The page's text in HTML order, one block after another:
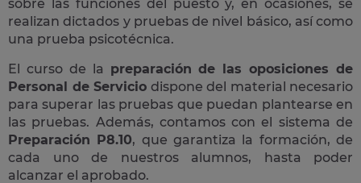
sobre las funciones del puesto y, en ocasiones, se
realizan dictados y pruebas de nivel básico, así como
una prueba psicotécnica.
El curso de la preparación de las oposiciones de
Personal de Servicio dispone del material necesario
para superar las pruebas que puedan plantearse en
las pruebas. Además, contamos con el sistema de
Preparación P8.10, que garantiza la formación, de
cada uno de nuestros alumnos, hasta poder
alcanzar el aprobado.